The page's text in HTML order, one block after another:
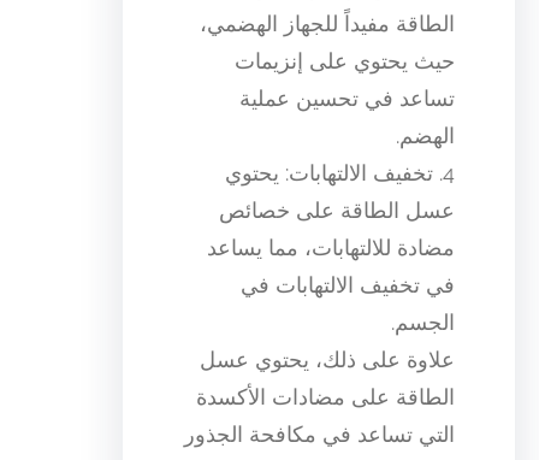
الطاقة مفيداً للجهاز الهضمي،
حيث يحتوي على إنزيمات
تساعد في تحسين عملية
الهضم.
4. تخفيف الالتهابات: يحتوي
عسل الطاقة على خصائص
مضادة للالتهابات، مما يساعد
في تخفيف الالتهابات في
الجسم.
علاوة على ذلك، يحتوي عسل
الطاقة على مضادات الأكسدة
التي تساعد في مكافحة الجذور